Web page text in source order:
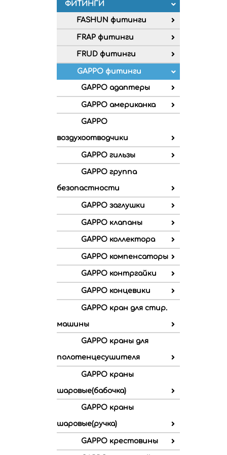
ФИТИНГИ
FASHUN фитинги
FRAP фитинги
FRUD фитинги
GAPPO фитинги
GAPPO адаптеры
GAPPO американка
GAPPO
воздухоотводчики
GAPPO гильзы
GAPPO группа
безопастности
GAPPO заглушки
GAPPO клапаны
GAPPO коллектора
GAPPO компенсаторы
GAPPO контргайки
GAPPO концевики
GAPPO кран для стир.
машины
GAPPO краны для
полотенцесушителя
GAPPO краны
шаровые(бабочка)
GAPPO краны
шаровые(ручка)
GAPPO крестовины